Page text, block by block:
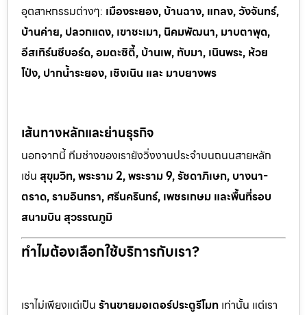
อุตสาหกรรมต่างๆ: เมืองระยอง, บ้านฉาง, แกลง, วังจันทร์,
บ้านค่าย, ปลวกแดง, เขาชะเมา, นิคมพัฒนา, มาบตาพุด,
อีสเทิร์นซีบอร์ด, อมตะซิตี้, บ้านเพ, ทับมา, เนินพระ, ห้วย
โป่ง, ปากน้ำระยอง, เชิงเนิน และ มาบยางพร
เส้นทางหลักและย่านธุรกิจ
นอกจากนี้ ทีมช่างของเรายังวิ่งงานประจำบนถนนสายหลัก
เช่น สุขุมวิท, พระราม 2, พระราม 9, รัชดาภิเษก, บางนา-
ตราด, รามอินทรา, ศรีนครินทร์, เพชรเกษม และพื้นที่รอบ
สนามบิน สุวรรณภูมิ
ทำไมต้องเลือกใช้บริการกับเรา?
เราไม่เพียงแต่เป็น ร้านขายมอเตอร์ประตูรีโมท เท่านั้น แต่เรา